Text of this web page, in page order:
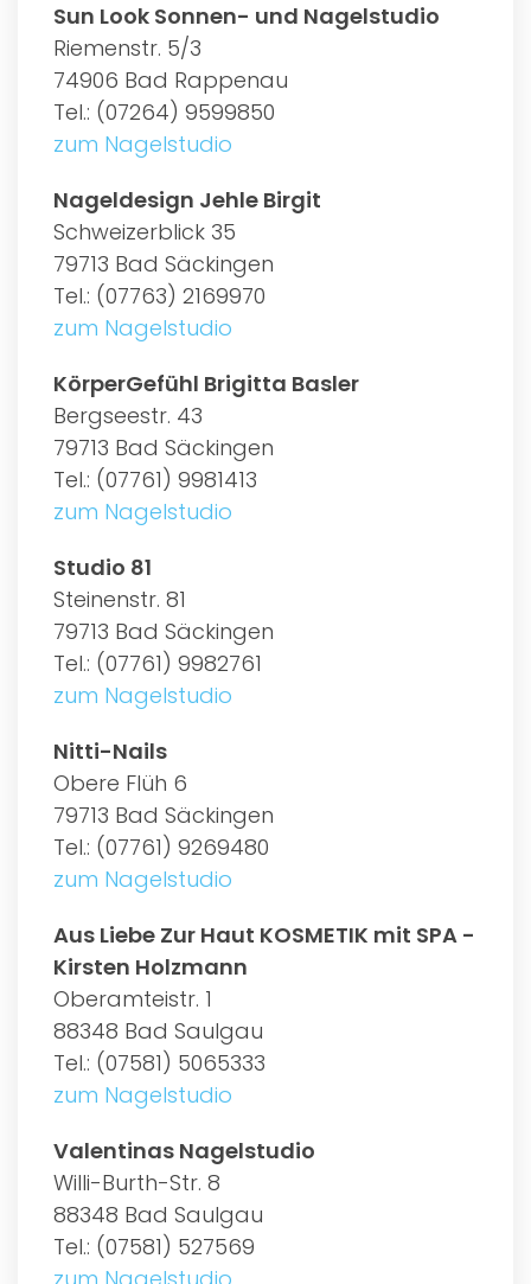
Sun Look Sonnen- und Nagelstudio
Riemenstr. 5/3
74906 Bad Rappenau
Tel.: (07264) 9599850
zum Nagelstudio
Nageldesign Jehle Birgit
Schweizerblick 35
79713 Bad Säckingen
Tel.: (07763) 2169970
zum Nagelstudio
KörperGefühl Brigitta Basler
Bergseestr. 43
79713 Bad Säckingen
Tel.: (07761) 9981413
zum Nagelstudio
Studio 81
Steinenstr. 81
79713 Bad Säckingen
Tel.: (07761) 9982761
zum Nagelstudio
Nitti-Nails
Obere Flüh 6
79713 Bad Säckingen
Tel.: (07761) 9269480
zum Nagelstudio
Aus Liebe Zur Haut KOSMETIK mit SPA -
Kirsten Holzmann
Oberamteistr. 1
88348 Bad Saulgau
Tel.: (07581) 5065333
zum Nagelstudio
Valentinas Nagelstudio
Willi-Burth-Str. 8
88348 Bad Saulgau
Tel.: (07581) 527569